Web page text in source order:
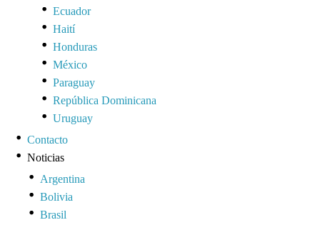
Ecuador
Haití
Honduras
México
Paraguay
República Dominicana
Uruguay
Contacto
Noticias
Argentina
Bolivia
Brasil